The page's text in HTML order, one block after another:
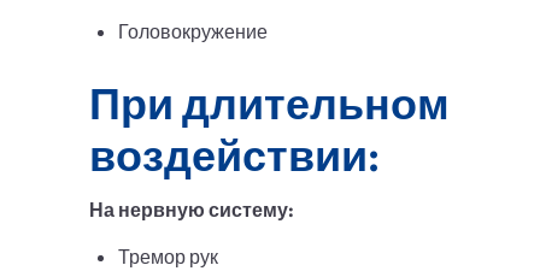
Головокружение
При длительном
воздействии:
На нервную систему:
Тремор рук